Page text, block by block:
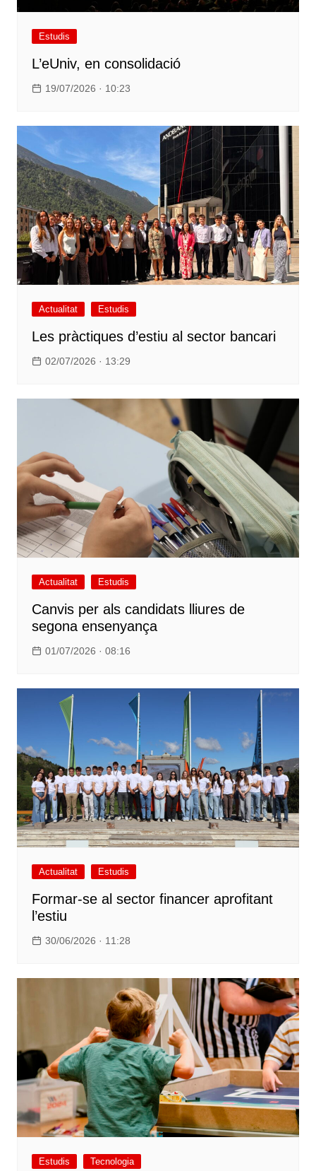
Estudis
L’eUniv, en consolidació
19/07/2026 · 10:23
Actualitat Estudis
Les pràctiques d’estiu al sector bancari
02/07/2026 · 13:29
Actualitat Estudis
Canvis per als candidats lliures de
segona ensenyança
01/07/2026 · 08:16
Actualitat Estudis
Formar-se al sector financer aprofitant
l’estiu
30/06/2026 · 11:28
Estudis Tecnologia